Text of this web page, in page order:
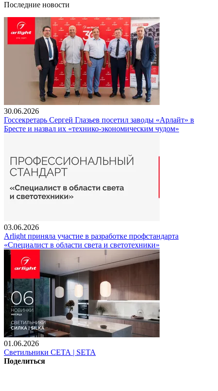
Последние новости
30.06.2026
Госсекретарь Сергей Глазьев посетил заводы «Арлайт» в
Бресте и назвал их «технико-экономическим чудом»
03.06.2026
Arlight приняла участие в разработке профстандарта
«Специалист в области света и светотехники»
01.06.2026
Светильники СЕТА | SETA
Поделиться